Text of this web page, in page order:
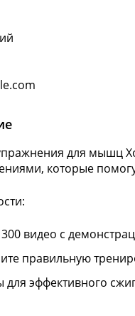
для мышц
которые
видео с
правильную
для эффективного